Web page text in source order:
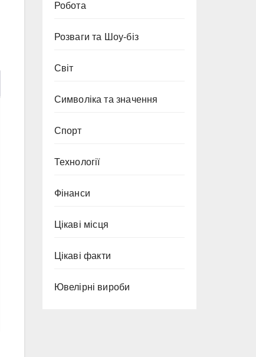
Робота
Розваги та Шоу-біз
Світ
Символіка та значення
Спорт
Технології
Фінанси
Цікаві місця
Цікаві факти
Ювелірні вироби